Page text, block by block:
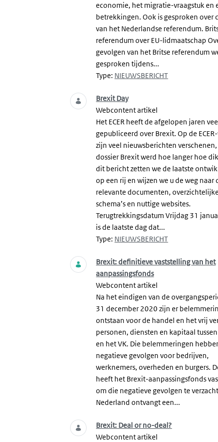
economie, het migratie-vraagstuk en
betrekkingen. Ook is gesproken over
van het Nederlandse referendum.
referendum over EU-lidmaatschap
gevolgen van het Britse referendum
gesproken tijdens...
Type: NIEUWSBERICHT
Brexit Day
Webcontent artikel
Het ECER heeft de afgelopen jaren
gepubliceerd over Brexit. Op de
zijn veel nieuwsberichten
dossier Brexit werd hoe langer hoe
dit bericht zetten we de laatste
op een rij en wijzen we u de weg naar
relevante documenten,
schema’s en nuttige websites.
Terugtrekkingsdatum Vrijdag 31
is de laatste dag dat...
Type: NIEUWSBERICHT
Brexit: definitieve vaststelling van het
aanpassingsfonds
Webcontent artikel
Na het eindigen van de
31 december 2020 zijn er
ontstaan voor de handel en het vrij
personen, diensten en kapitaal tussen
en het VK. Die belemmeringen
negatieve gevolgen voor bedrijven,
werknemers, overheden en burgers.
heeft het Brexit-aanpassingsfonds
om die negatieve gevolgen te
Nederland ontvangt een...
Brexit: Deal or no-deal?
Webcontent artikel